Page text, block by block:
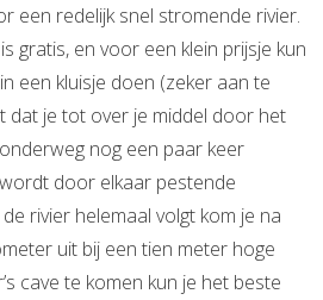
een redelijk snel stromende rivier.
gratis, en voor een klein prijsje kun
een kluisje doen (zeker aan te
dat je tot over je middel door het
nog een paar keer
door elkaar pestende
rivier helemaal volgt kom je na
uit bij een tien meter hoge
cave te komen kun je het beste